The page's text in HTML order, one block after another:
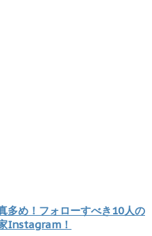
多め！フォローすべき10人の
Instagram！